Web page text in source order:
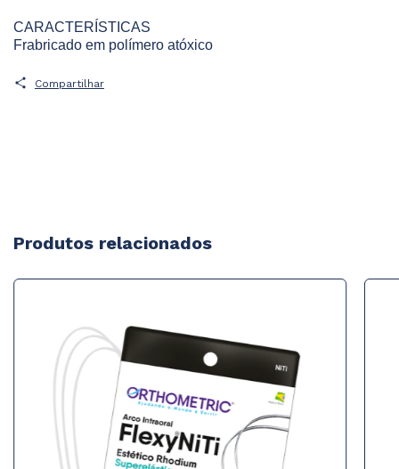
CARACTERÍSTICAS
Frabricado em polímero atóxico
Compartilhar
Produtos relacionados